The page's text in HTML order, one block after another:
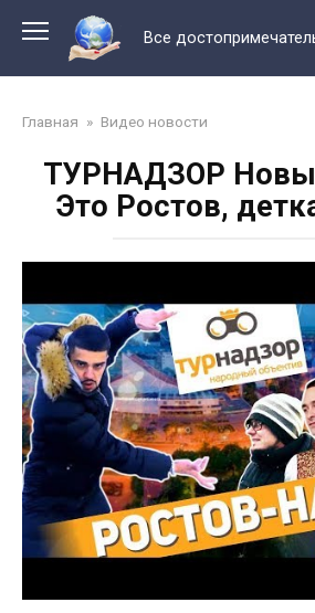
контенту
Все
Главная » Видео новости
ТУРНАДЗОР
Это Ростов,